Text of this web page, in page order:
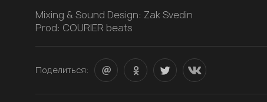
Mixing & Sound Design: Zak Svedin
Prod: COURIER beats
Поделиться: